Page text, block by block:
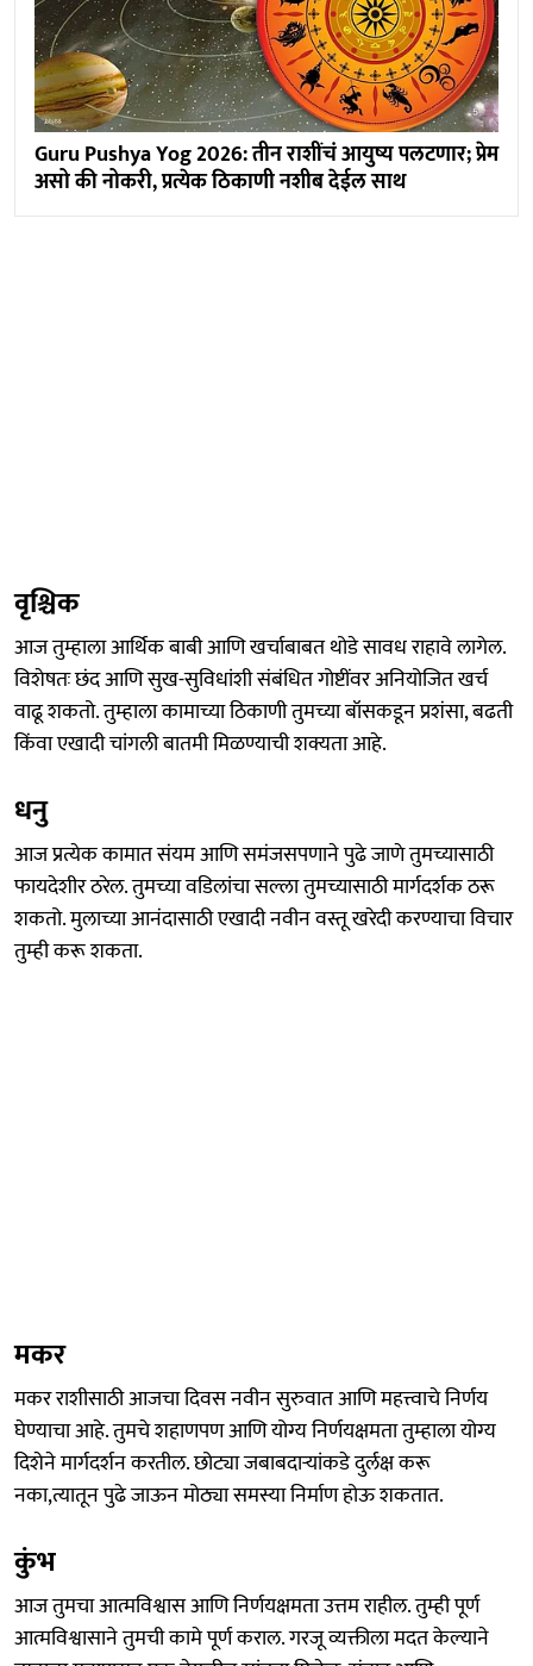
Guru Pushya Yog 2026: तीन राशींचं आयुष्य पलटणार; प्रेम
असो की नोकरी, प्रत्येक ठिकाणी नशीब देईल साथ
वृश्चिक
आज तुम्हाला आर्थिक बाबी आणि खर्चाबाबत थोडे सावध राहावे लागेल.
विशेषतः छंद आणि सुख-सुविधांशी संबंधित गोष्टींवर अनियोजित खर्च
वाढू शकतो. तुम्हाला कामाच्या ठिकाणी तुमच्या बॉसकडून प्रशंसा, बढती
किंवा एखादी चांगली बातमी मिळण्याची शक्यता आहे.
धनु
आज प्रत्येक कामात संयम आणि समंजसपणाने पुढे जाणे तुमच्यासाठी
फायदेशीर ठरेल. तुमच्या वडिलांचा सल्ला तुमच्यासाठी मार्गदर्शक ठरू
शकतो. मुलाच्या आनंदासाठी एखादी नवीन वस्तू खरेदी करण्याचा विचार
तुम्ही करू शकता.
मकर
मकर राशीसाठी आजचा दिवस नवीन सुरुवात आणि महत्त्वाचे निर्णय
घेण्याचा आहे. तुमचे शहाणपण आणि योग्य निर्णयक्षमता तुम्हाला योग्य
दिशेने मार्गदर्शन करतील. छोट्या जबाबदाऱ्यांकडे दुर्लक्ष करू
नका,त्यातून पुढे जाऊन मोठ्या समस्या निर्माण होऊ शकतात.
कुंभ
आज तुमचा आत्मविश्वास आणि निर्णयक्षमता उत्तम राहील. तुम्ही पूर्ण
आत्मविश्वासाने तुमची कामे पूर्ण कराल. गरजू व्यक्तीला मदत केल्याने